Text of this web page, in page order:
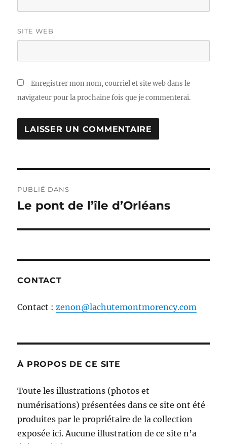
SITE WEB
Enregistrer mon nom, courriel et site web dans le
navigateur pour la prochaine fois que je commenterai.
de
PUBLIÉ DANS
Le pont de l’île d’Orléans
CONTACT
Contact :zenon@lachutemontmorency.com
À PROPOS DE CE SITE
Toute les illustrations (photos et
numérisations) présentées dans ce site ont été
produites par le propriétaire de la collection
exposée ici. Aucune illustration de ce site n’a